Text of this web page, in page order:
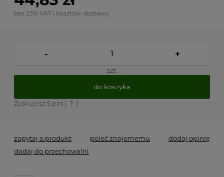
bez 23% VAT i kosztów dostawy
- +
szt.
do koszyka
Zyskujesz 5 pkt [ ? ]
zapytaj o produkt poleć znajomemu
dodaj opinię
dodaj do przechowalni